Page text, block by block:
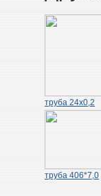
труба 24х0,2
труба 406*7,0